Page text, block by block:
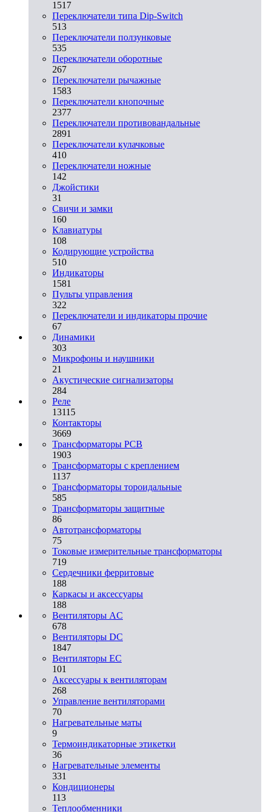
1517
Переключатели типа Dip-Switch
513
Переключатели ползунковые
535
Переключатели оборотные
267
Переключатели рычажные
1583
Переключатели кнопочные
2377
Переключатели противовандальные
2891
Переключатели кулачковые
410
Переключатели ножные
142
Джойстики
31
Свичи и замки
160
Клавиатуры
108
Кодирующие устройства
510
Индикаторы
1581
Пульты управления
322
Переключатели и индикаторы прочие
67
Динамики
303
Микрофоны и наушники
21
Акустические сигнализаторы
284
Реле
13115
Контакторы
3669
Трансформаторы PCB
1903
Трансформаторы с креплением
1137
Трансформаторы тороидальные
585
Трансформаторы защитные
86
Автотрансформаторы
75
Токовые измерительные трансформаторы
719
Сердечники ферритовые
188
Каркасы и аксессуары
188
Вентиляторы AC
678
Вентиляторы DC
1847
Вентиляторы EC
101
Аксессуары к вентиляторам
268
Управление вентиляторами
70
Нагревательные маты
9
Термоиндикаторные этикетки
36
Нагревательные элементы
331
Кондиционеры
113
Теплообменники